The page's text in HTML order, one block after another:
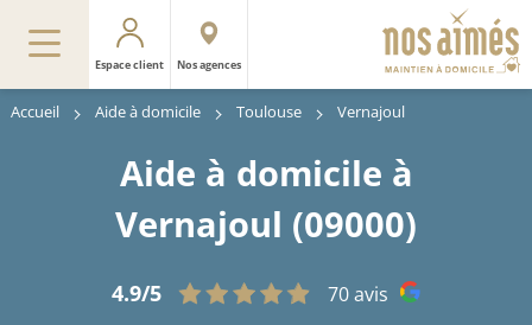
Espace client Nos agences
Accueil Aide à domicile Toulouse Vernajoul
Aide à domicile à
Vernajoul (09000)
4.9/5 70 avis